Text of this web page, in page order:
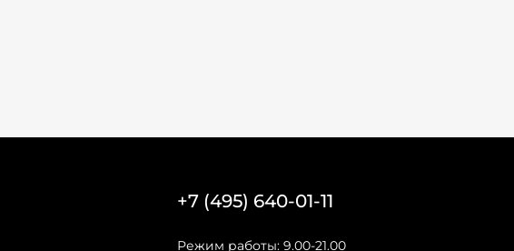
+7 (495) 640-01-11
Режим работы: 9.00-21.00